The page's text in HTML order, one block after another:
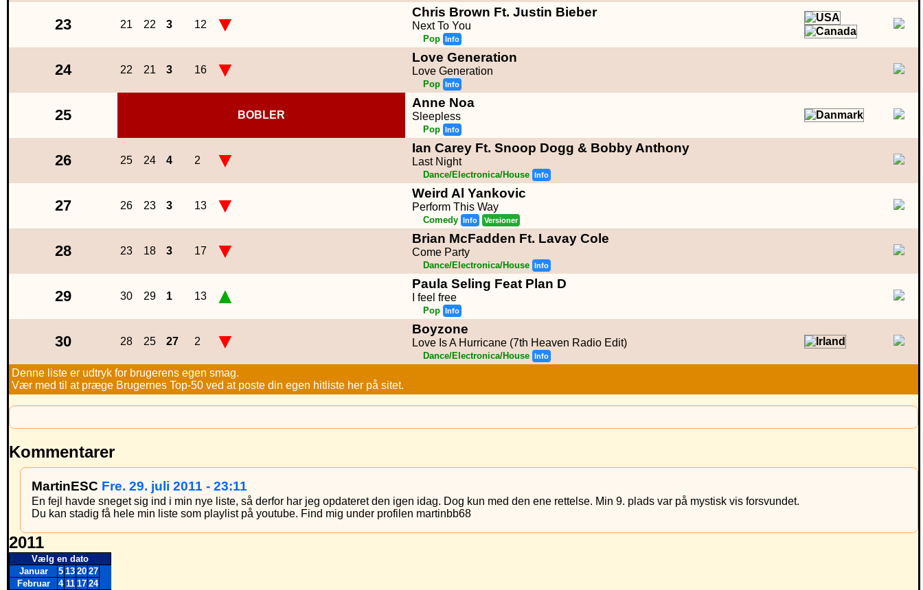
23 21 22 3 12 ▼ Chris Brown Ft. Justin Bieber
Next To You
Pop Info
24 22 21 3 16 ▼ Love Generation
Love Generation
Pop Info
25 BOBLER
Anne Noa
Sleepless
Pop Info
26 25 24 4 2 ▼ Ian Carey Ft. Snoop Dogg & Bobby Anthony
Last Night
Dance/Electronica/House Info
27 26 23 3 13 ▼ Weird Al Yankovic
Perform This Way
Comedy Info Versioner
28 23 18 3 17 ▼ Brian McFadden Ft. Lavay Cole
Come Party
Dance/Electronica/House Info
29 30 29 1 13 ▲ Paula Seling Feat Plan D
I feel free
Pop Info
30 28 25 27 2 ▼ Boyzone
Love Is A Hurricane (7th Heaven Radio Edit)
Dance/Electronica/House Info
Denne liste er udtryk for brugerens egen smag.
Vær med til at præge Brugernes Top-50 ved at poste din egen hitliste her på sitet.
Kommentarer
MartinESC Fre. 29. juli 2011 - 23:11
En fejl havde sneget sig ind i min nye liste, så derfor har jeg opdateret den igen idag. Dog kun med den ene rettelse. Min 9. plads var på mystisk vis forsvundet.
Du kan stadig få hele min liste som playlist på youtube. Find mig under profilen martinbb68
2011
Vælg en dato
Januar
5 13 20 27
Februar
4 11 17 24